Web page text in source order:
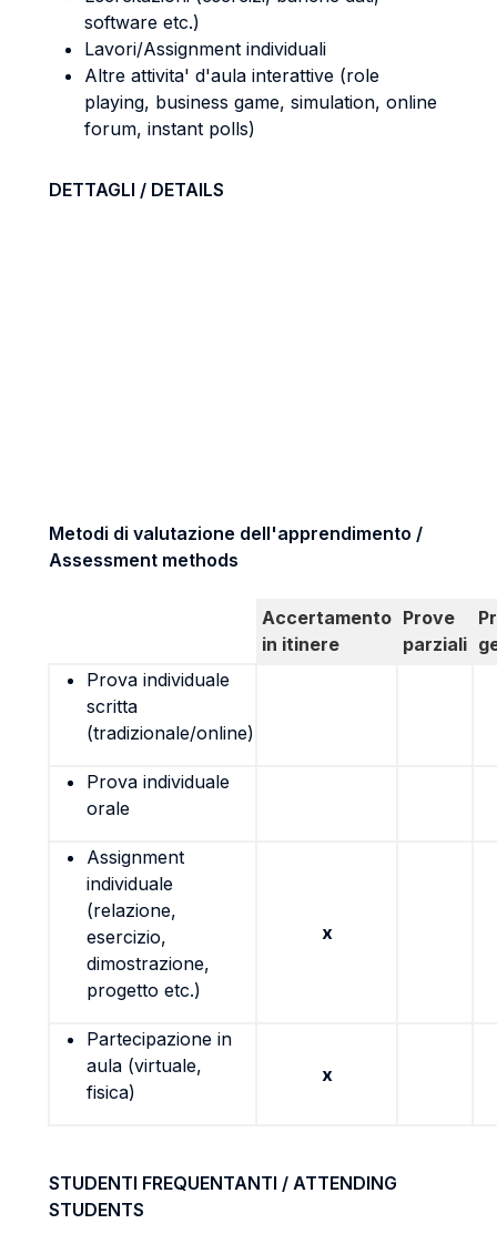
software etc.)
Lavori/Assignment individuali
Altre attivita' d'aula interattive (role
playing, business game, simulation, online
forum, instant polls)
DETTAGLI / DETAILS
Metodi di valutazione dell'apprendimento /
Assessment methods
Accertamento
in itinere
Prove
parziali
Prova individuale
scritta
(tradizionale/online)
Prova individuale
orale
Assignment
individuale
(relazione,
esercizio,
dimostrazione,
progetto etc.)
x
Partecipazione in
aula (virtuale,
fisica)
x
STUDENTI FREQUENTANTI / ATTENDING
STUDENTS